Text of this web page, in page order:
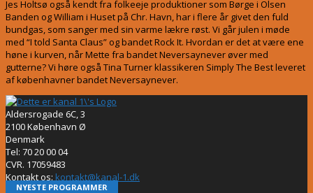
Jes Holtsø også kendt fra folkeeje produktioner som Børge i Olsen
Banden og William i Huset på Chr. Havn, har i flere år givet den fuld
bundgas, som sanger med sin varme lækre røst. Vi går julen i møde
med “I told Santa Claus” og bandet Rock It. Hvordan er det at være ene
høne i kurven, når Mette fra bandet Neversaynever øver med
gutterne? Vi høre også Tina Turner klassikeren Simply The Best leveret
af københavner bandet Neversaynever.
Aldersrogade 6C, 3
2100 København Ø
Denmark
Tel: 70 20 00 04
CVR. 17059483
Kontakt os: kontakt@kanal-1.dk
NYESTE PROGRAMMER